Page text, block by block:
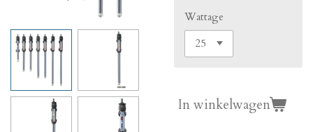
Wattage
In winkelwagen